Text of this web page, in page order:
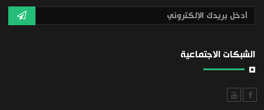
الشبكات الاجتماعية